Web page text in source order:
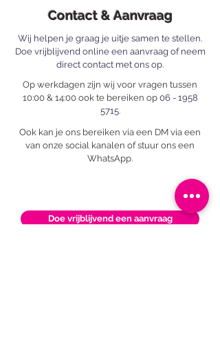
Contact & Aanvraag
Wij helpen je graag je uitje samen te stellen.
Doe vrijblijvend online een aanvraag of neem
direct contact met ons op.
Op werkdagen zijn wij voor vragen tussen
10:00 & 14:00 ook te bereiken op 06 - 1958
5715.
Ook kan je ons bereiken via een DM via een
van onze social kanalen of stuur ons een
WhatsApp.
Doe vrijblijvend een aanvraag